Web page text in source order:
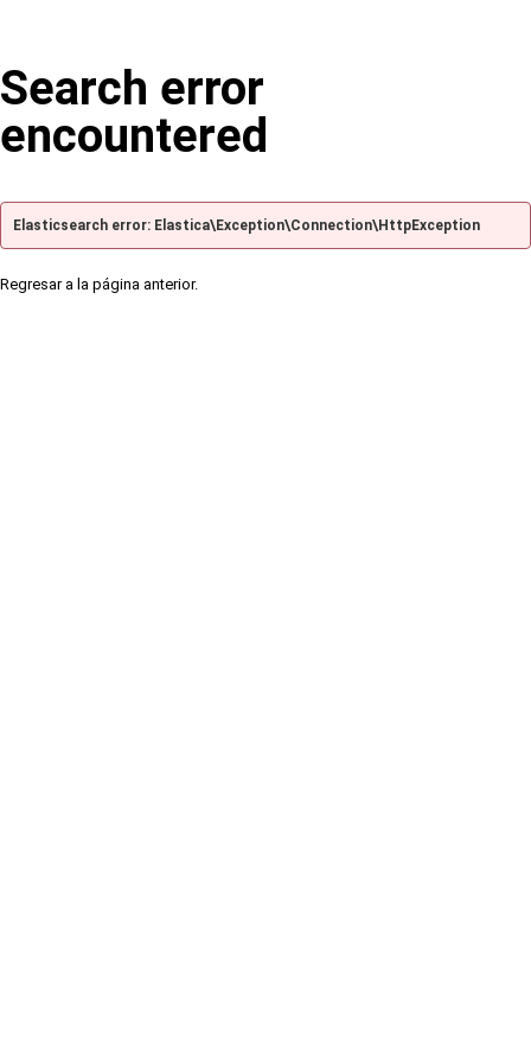
Search error
encountered
Elasticsearch error: Elastica\Exception\Connection\HttpException
Regresar a la página anterior.